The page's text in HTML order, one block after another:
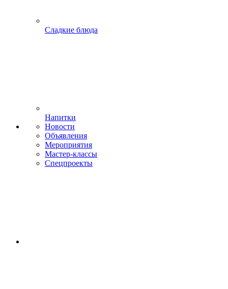
Сладкие блюда
Напитки
Новости
Объявления
Мероприятия
Мастер-классы
Спецпроекты